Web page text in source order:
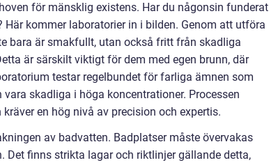
för mänsklig existens. Har du någonsin funderat
kommer laboratorier in i bilden. Genom att utföra
bara är smakfullt, utan också fritt från skadliga
är särskilt viktigt för dem med egen brunn, där
testar regelbundet för farliga ämnen som
skadliga i höga koncentrationer. Processen
en hög nivå av precision och expertis.
av badvatten. Badplatser måste övervakas
finns strikta lagar och riktlinjer gällande detta,